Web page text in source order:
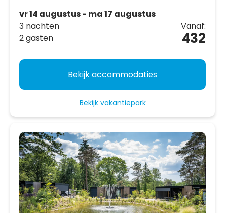
vr 14 augustus - ma 17 augustus
3 nachten
2 gasten
Vanaf:
432
Bekijk accommodaties
Bekijk vakantiepark